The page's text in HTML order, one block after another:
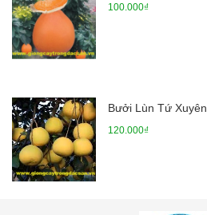
100.000₫
Bưởi Lùn Tứ Xuyên
120.000₫